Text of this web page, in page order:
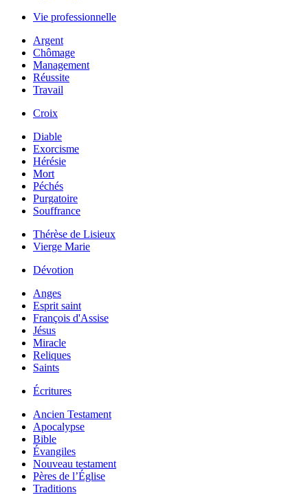
Vie professionnelle
Argent
Chômage
Management
Réussite
Travail
Croix
Diable
Exorcisme
Hérésie
Mort
Péchés
Purgatoire
Souffrance
Thérèse de Lisieux
Vierge Marie
Dévotion
Anges
Esprit saint
François d'Assise
Jésus
Miracle
Reliques
Saints
Écritures
Ancien Testament
Apocalypse
Bible
Évangiles
Nouveau testament
Pères de l’Église
Traditions